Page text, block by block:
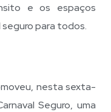
e os espaços
para todos.
nesta sexta-
Seguro, uma